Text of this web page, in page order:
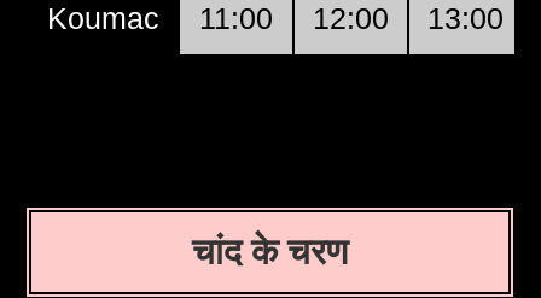
Koumac 11:00 12:00 13:00
चांद के चरण